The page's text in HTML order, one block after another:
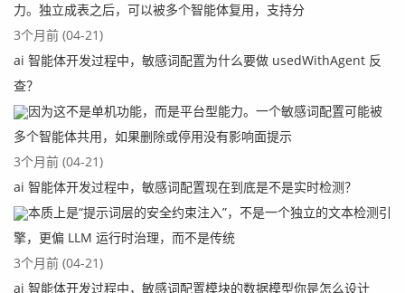
力。独立成表之后，可以被多个智能体复用，支持分
3个月前 (04-21)
ai 智能体开发过程中，敏感词配置为什么要做 usedWithAgent 反
查？
因为这不是单机功能，而是平台型能力。一个敏感词配置可能被
多个智能体共用，如果删除或停用没有影响面提示
3个月前 (04-21)
ai 智能体开发过程中，敏感词配置现在到底是不是实时检测？
本质上是“提示词层的安全约束注入”，不是一个独立的文本检测引
擎，更偏 LLM 运行时治理，而不是传统
3个月前 (04-21)
ai 智能体开发过程中，敏感词配置模块的数据模型你是怎么设计